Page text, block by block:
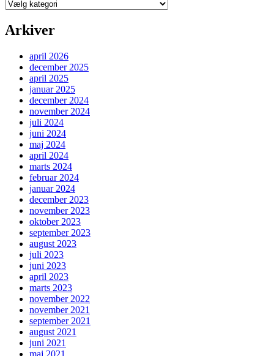
Kategorier
Arkiver
april 2026
december 2025
april 2025
januar 2025
december 2024
november 2024
juli 2024
juni 2024
maj 2024
april 2024
marts 2024
februar 2024
januar 2024
december 2023
november 2023
oktober 2023
september 2023
august 2023
juli 2023
juni 2023
april 2023
marts 2023
november 2022
november 2021
september 2021
august 2021
juni 2021